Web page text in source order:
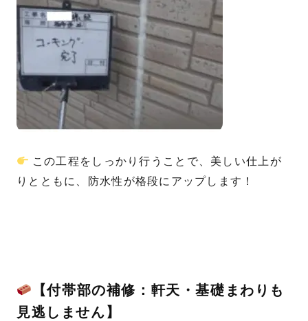
この工程をしっかり行うことで、美しい仕上が
りとともに、防水性が格段にアップします！
【付帯部の補修：軒天・基礎まわりも
見逃しません】